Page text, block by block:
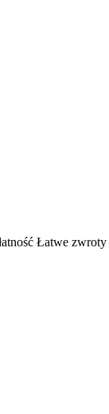
Łatwe zwroty